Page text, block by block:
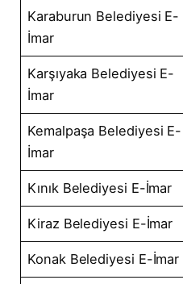
Karaburun Belediyesi E-
İmar
Karşıyaka Belediyesi E-
İmar
Kemalpaşa Belediyesi E-
İmar
Kınık Belediyesi E-İmar
Kiraz Belediyesi E-İmar
Konak Belediyesi E-İmar